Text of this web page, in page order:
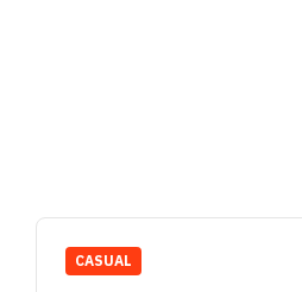
CASUAL